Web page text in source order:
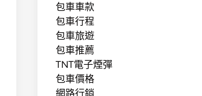
包車車款
包車行程
包車旅遊
包車推薦
TNT電子煙彈
包車價格
網路行銷